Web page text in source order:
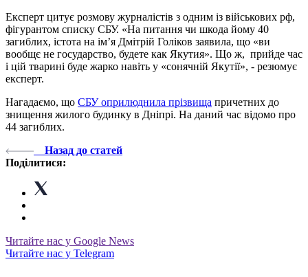
Експерт цитує розмову журналістів з одним із військових рф,
фігурантом списку СБУ. «На питання чи шкода йому 40
загиблих, істота на ім’я Дмітрій Голіков заявила, що «ви
вообщє не государство, будете как Якутия». Що ж, прийде час
і цій тварині буде жарко навіть у «сонячній Якутії», - резюмує
експерт.
Нагадаємо, що СБУ оприлюднила прізвища причетних до
знищення жилого будинку в Дніпрі. На даний час відомо про
44 загиблих.
Назад до статей
Поділитися:
Читайте нас у Google News
Читайте нас у Telegram